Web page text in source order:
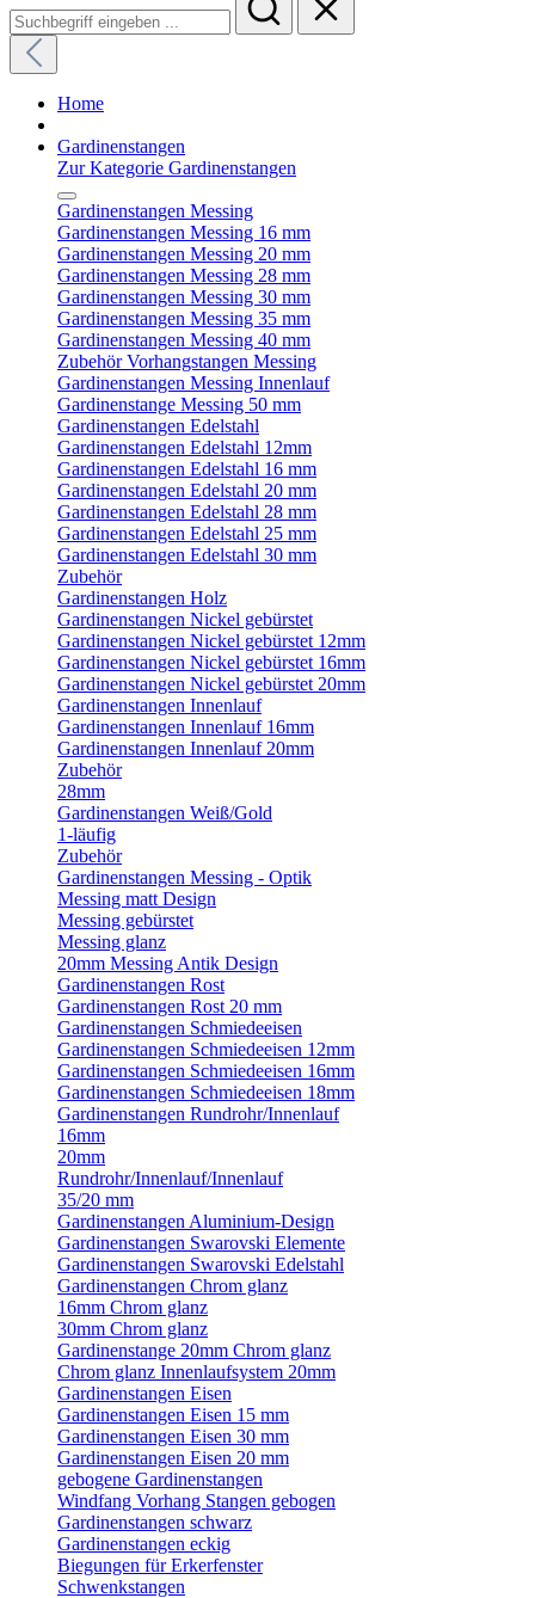
Home
Gardinenstangen
Zur Kategorie Gardinenstangen
Gardinenstangen Messing
Gardinenstangen Messing 16 mm
Gardinenstangen Messing 20 mm
Gardinenstangen Messing 28 mm
Gardinenstangen Messing 30 mm
Gardinenstangen Messing 35 mm
Gardinenstangen Messing 40 mm
Zubehör Vorhangstangen Messing
Gardinenstangen Messing Innenlauf
Gardinenstange Messing 50 mm
Gardinenstangen Edelstahl
Gardinenstangen Edelstahl 12mm
Gardinenstangen Edelstahl 16 mm
Gardinenstangen Edelstahl 20 mm
Gardinenstangen Edelstahl 28 mm
Gardinenstangen Edelstahl 25 mm
Gardinenstangen Edelstahl 30 mm
Zubehör
Gardinenstangen Holz
Gardinenstangen Nickel gebürstet
Gardinenstangen Nickel gebürstet 12mm
Gardinenstangen Nickel gebürstet 16mm
Gardinenstangen Nickel gebürstet 20mm
Gardinenstangen Innenlauf
Gardinenstangen Innenlauf 16mm
Gardinenstangen Innenlauf 20mm
Zubehör
28mm
Gardinenstangen Weiß/Gold
1-läufig
Zubehör
Gardinenstangen Messing - Optik
Messing matt Design
Messing gebürstet
Messing glanz
20mm Messing Antik Design
Gardinenstangen Rost
Gardinenstangen Rost 20 mm
Gardinenstangen Schmiedeeisen
Gardinenstangen Schmiedeeisen 12mm
Gardinenstangen Schmiedeeisen 16mm
Gardinenstangen Schmiedeeisen 18mm
Gardinenstangen Rundrohr/Innenlauf
16mm
20mm
Rundrohr/Innenlauf/Innenlauf
35/20 mm
Gardinenstangen Aluminium-Design
Gardinenstangen Swarovski Elemente
Gardinenstangen Swarovski Edelstahl
Gardinenstangen Chrom glanz
16mm Chrom glanz
30mm Chrom glanz
Gardinenstange 20mm Chrom glanz
Chrom glanz Innenlaufsystem 20mm
Gardinenstangen Eisen
Gardinenstangen Eisen 15 mm
Gardinenstangen Eisen 30 mm
Gardinenstangen Eisen 20 mm
gebogene Gardinenstangen
Windfang Vorhang Stangen gebogen
Gardinenstangen schwarz
Gardinenstangen eckig
Biegungen für Erkerfenster
Schwenkstangen